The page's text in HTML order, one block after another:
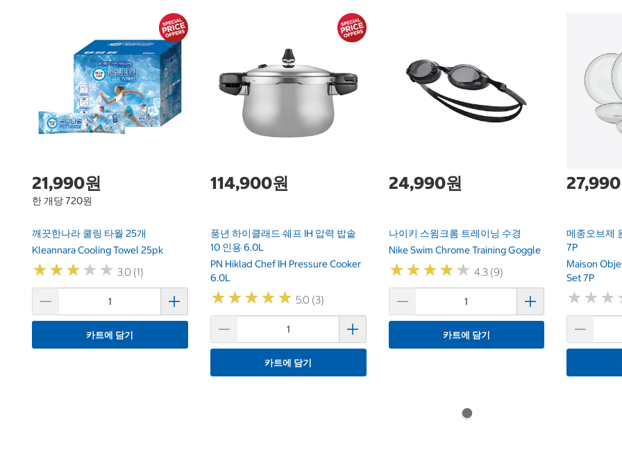
21,990원
한 개당 720원
깨끗한나라 쿨링 타월 25개
Kleannara Cooling Towel 25pk
★★★ ★ ★
★★★ ★ ★ 3.0 (1)
카트에 담기
114,900원
풍년 하이클래드 쉐프 IH 압력 밥솥
10 인용 6.0L
PN Hiklad Chef IH Pressure Cooker
6.0L
★★★★★
★★★★★ 5.0 (3)
카트에 담기
24,990원
나이키 스윔크롬 트레이닝 수경
Nike Swim Chrome Training Goggle
★★★★★
★★★★★ 4.3 (9)
카트에 담기
메종오브제
7P
Maison
Set 7P
★ ★ ★
★ ★ ★